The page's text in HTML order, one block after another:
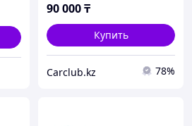
90 000₸
Купить
Carclub.kz 78%